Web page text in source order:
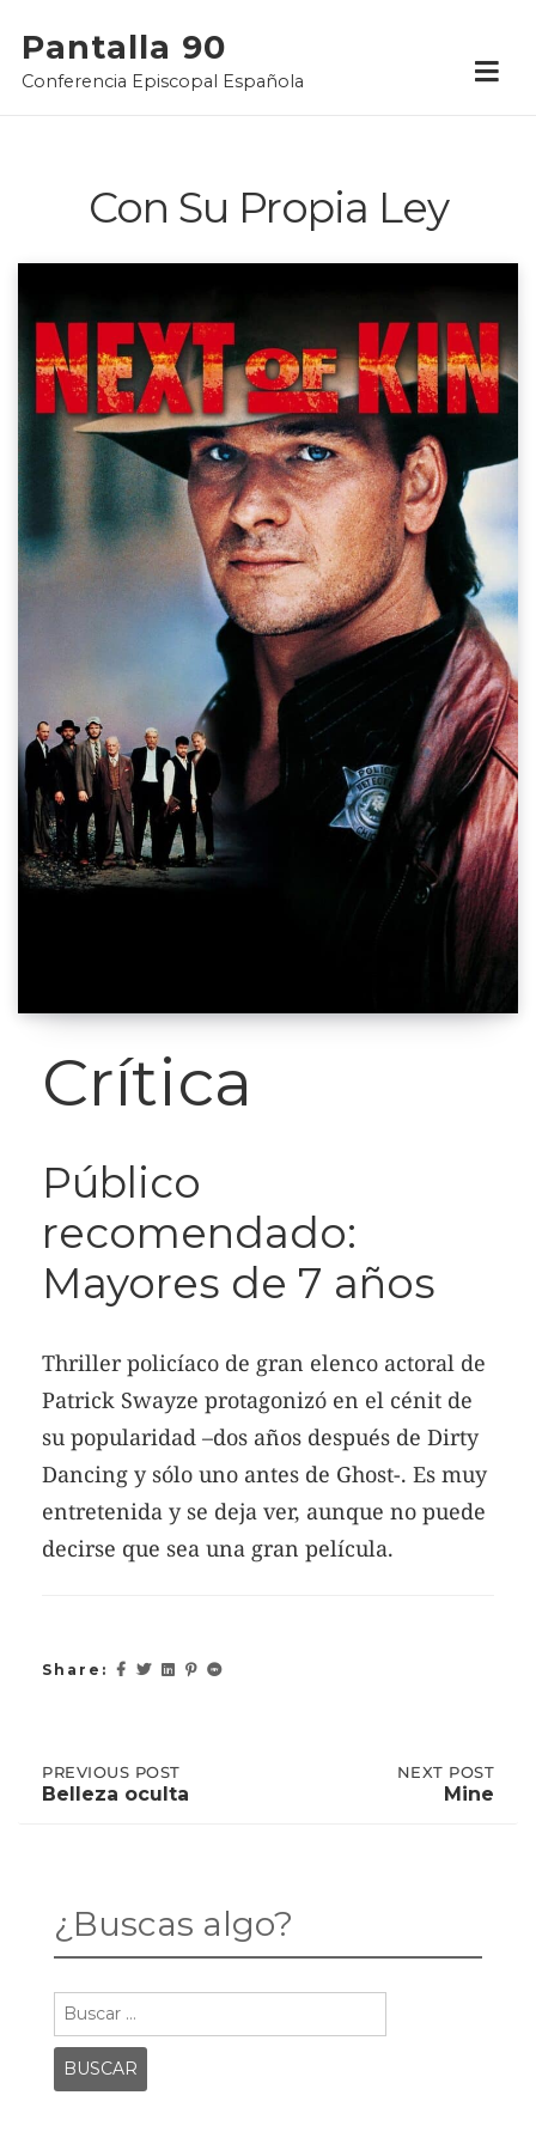
content
Pantalla 90
Conferencia Episcopal Española
Con Su Propia Ley
Crítica
Público
recomendado:
Mayores de 7 años
Thriller policíaco de gran elenco actoral de
Patrick Swayze protagonizó en el cénit de
su popularidad –dos años después de Dirty
Dancing y sólo uno antes de Ghost-. Es muy
entretenida y se deja ver, aunque no puede
decirse que sea una gran película.
Share:
Post
PREVIOUS
POST:
PREVIOUS POST
Belleza oculta
NEXT POST
Mine
¿Buscas algo?